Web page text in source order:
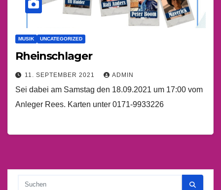
MUSIK UNCATEGORIZED
Rheinschlager
11. SEPTEMBER 2021 ADMIN
Sei dabei am Samstag den 18.09.2021 um 17:00 vom
Anleger Rees. Karten unter 0171-9933226